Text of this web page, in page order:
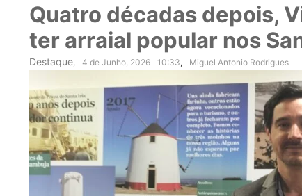
Quatro décadas depois,
ter arraial popular nos
Destaque, 4 de Junho, 2026 10:33, Miguel Antonio Rodrigues